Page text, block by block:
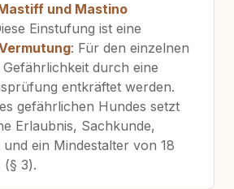
und Mastino
Einstufung ist eine
: Für den einzelnen
durch eine
entkräftet werden.
gefährlichen Hundes setzt
Erlaubnis, Sachkunde,
und ein Mindestalter von 18
3).